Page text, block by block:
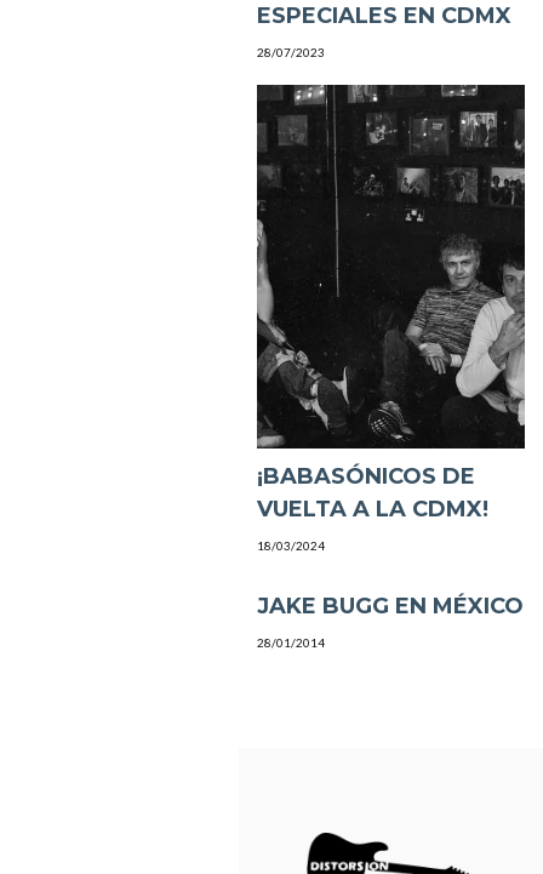
ESPECIALES EN CDMX
28/07/2023
¡BABASÓNICOS DE
VUELTA A LA CDMX!
18/03/2024
JAKE BUGG EN MÉXICO
28/01/2014